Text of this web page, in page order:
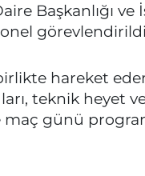
Başkanlığı
hareket
teknik heyet
maç günü